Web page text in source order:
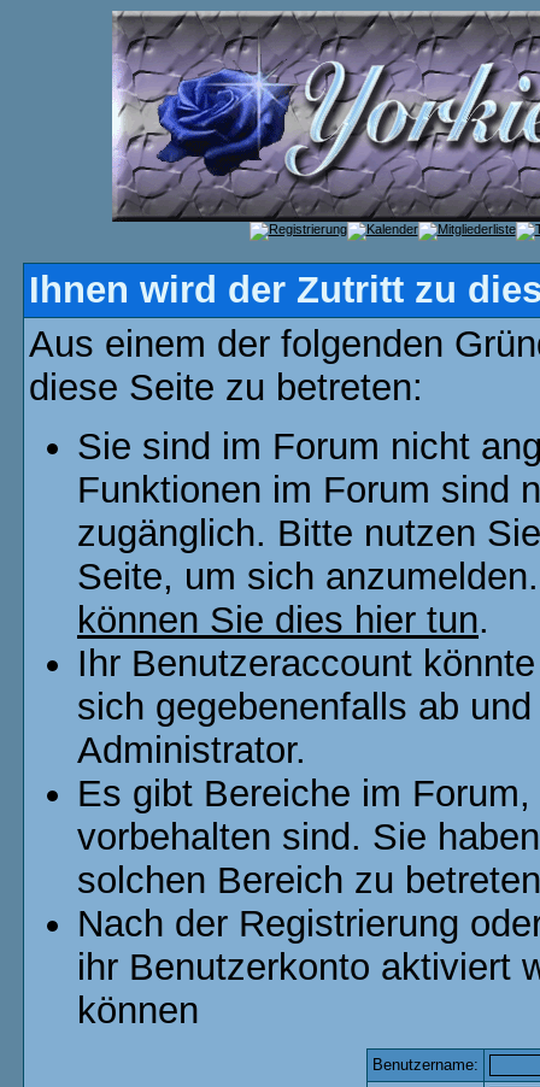
Ihnen wird der Zutritt zu
Aus einem der folgenden
diese Seite zu betreten:
Sie sind im Forum nicht
Funktionen im Forum sind
zugänglich. Bitte nutzen
Seite, um sich
können Sie dies hier tun.
Ihr Benutzeraccount
sich gegebenenfalls ab
Administrator.
Es gibt Bereiche im
vorbehalten sind. Sie
solchen Bereich zu
Nach der Registrierung
ihr Benutzerkonto aktiviert
können
Benutzername: